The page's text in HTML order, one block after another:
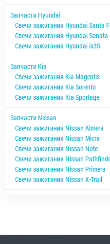
Запчасти Hyundai
Свечи зажигания Hyundai Santa
Свечи зажигания Hyundai Sonata
Свечи зажигания Hyundai ix35
Запчасти Kia
Свечи зажигания Kia Magentis
Свечи зажигания Kia Sorento
Свечи зажигания Kia Sportage
Запчасти Nissan
Свечи зажигания Nissan Almera
Свечи зажигания Nissan Micra
Свечи зажигания Nissan Note
Свечи зажигания Nissan
Свечи зажигания Nissan Primera
Свечи зажигания Nissan X-Trail